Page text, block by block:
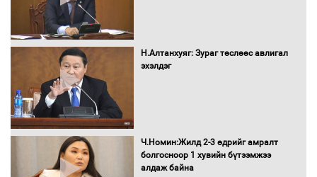
Н.Алтанхуяг: Зураг төслөөс авлигал
эхэлдэг
Ч.Номин:Жилд 2-3 өдрийг амралт
болгосноор 1 хувийн бүтээмжээ
алдаж байна